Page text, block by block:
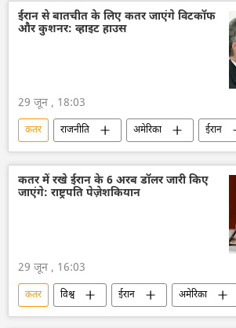
पाकिस्तान
डॉनल्ड ट्रम्प
ईरान से बातचीत के लिए कतर जाएंगे विटकॉफ
और कुशनर: व्हाइट हाउस
29 जून , 18:03
कतर राजनीति अमेरिका
ईरान
डोनाल्ड ट्रंप
कतर में रखे ईरान के 6 अरब डॉलर जारी किए
जाएंगे: राष्ट्रपति पेज़ेशकियान
29 जून , 16:03
कतर विश्व ईरान
अमेरिका
मध्य पूर्व